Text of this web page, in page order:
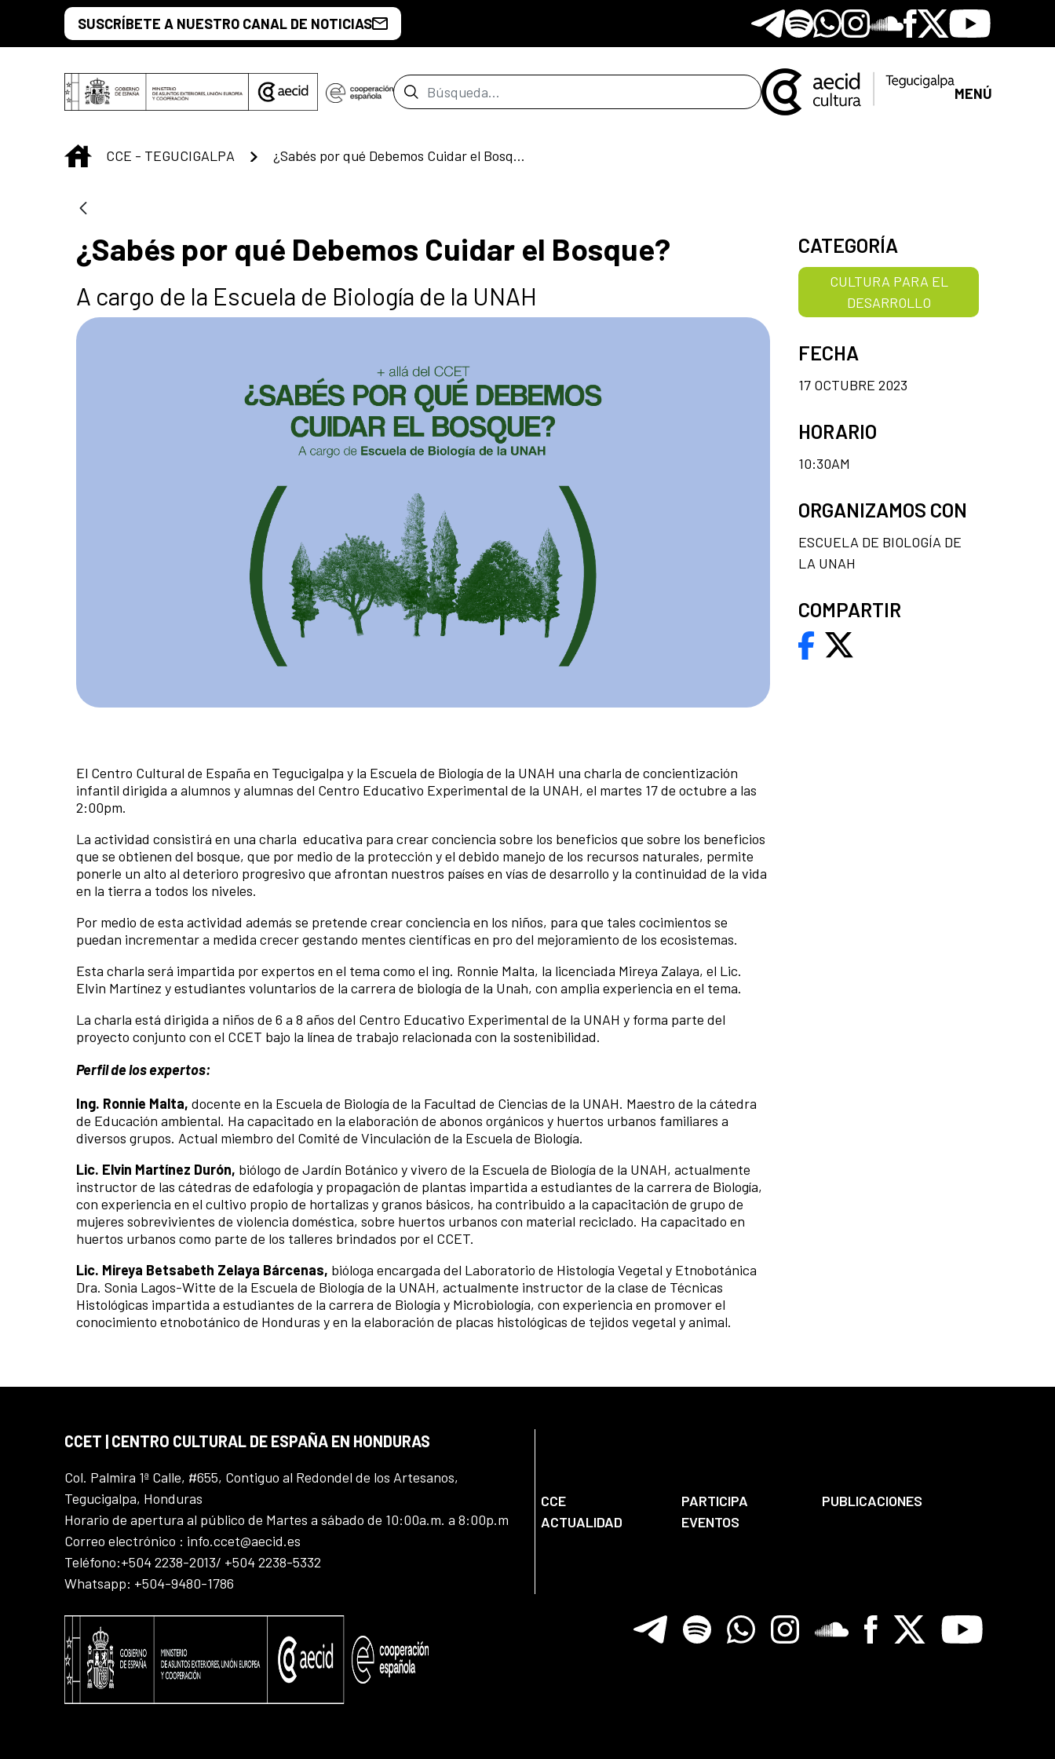
Saltar al contenido principal
SUSCRÍBETE A NUESTRO CANAL DE NOTICIAS Telegram
SpotifyWhatsapp
Instagram
Soundclore
Facebook
X Youtube
Barra de búsqueda MENÚ
INICIO
CCE - TEGUCIGALPA ¿Sabés por qué Debemos Cuidar el Bosque?
¿Sabés por qué Debemos Cuidar el Bosque?
A cargo de la Escuela de Biología de la UNAH
El Centro Cultural de España en Tegucigalpa y la Escuela de Biología de la UNAH una charla de concientización
infantil dirigida a alumnos y alumnas del Centro Educativo Experimental de la UNAH, el martes 17 de octubre a las
2:00pm.
La actividad consistirá en una charla educativa para crear conciencia sobre los beneficios que sobre los beneficios
que se obtienen del bosque, que por medio de la protección y el debido manejo de los recursos naturales, permite
ponerle un alto al deterioro progresivo que afrontan nuestros países en vías de desarrollo y la continuidad de la vida
en la tierra a todos los niveles.
Por medio de esta actividad además se pretende crear conciencia en los niños, para que tales cocimientos se
puedan incrementar a medida crecer gestando mentes científicas en pro del mejoramiento de los ecosistemas.
Esta charla será impartida por expertos en el tema como el ing. Ronnie Malta, la licenciada Mireya Zalaya, el Lic.
Elvin Martínez y estudiantes voluntarios de la carrera de biología de la Unah, con amplia experiencia en el tema.
La charla está dirigida a niños de 6 a 8 años del Centro Educativo Experimental de la UNAH y forma parte del
proyecto conjunto con el CCET bajo la línea de trabajo relacionada con la sostenibilidad.
Perfil de los expertos:
Ing. Ronnie Malta, docente en la Escuela de Biología de la Facultad de Ciencias de la UNAH. Maestro de la cátedra
de Educación ambiental. Ha capacitado en la elaboración de abonos orgánicos y huertos urbanos familiares a
diversos grupos. Actual miembro del Comité de Vinculación de la Escuela de Biología.
Lic. Elvin Martínez Durón, biólogo de Jardín Botánico y vivero de la Escuela de Biología de la UNAH, actualmente
instructor de las cátedras de edafología y propagación de plantas impartida a estudiantes de la carrera de Biología,
con experiencia en el cultivo propio de hortalizas y granos básicos, ha contribuido a la capacitación de grupo de
mujeres sobrevivientes de violencia doméstica, sobre huertos urbanos con material reciclado. Ha capacitado en
huertos urbanos como parte de los talleres brindados por el CCET.
Lic. Mireya Betsabeth Zelaya Bárcenas, bióloga encargada del Laboratorio de Histología Vegetal y Etnobotánica
Dra. Sonia Lagos-Witte de la Escuela de Biología de la UNAH, actualmente instructor de la clase de Técnicas
Histológicas impartida a estudiantes de la carrera de Biología y Microbiología, con experiencia en promover el
conocimiento etnobotánico de Honduras y en la elaboración de placas histológicas de tejidos vegetal y animal.
CATEGORÍA
CULTURA PARA EL
DESARROLLO
FECHA
17 OCTUBRE 2023
HORARIO
10:30AM
ORGANIZAMOS CON
ESCUELA DE BIOLOGÍA DE
LA UNAH
COMPARTIR
CCET | CENTRO CULTURAL DE ESPAÑA EN HONDURAS
Col. Palmira 1ª Calle, #655, Contiguo al Redondel de los Artesanos,
Tegucigalpa, Honduras
Horario de apertura al público de Martes a sábado de 10:00a.m. a 8:00p.m
Correo electrónico : info.ccet@aecid.es
Teléfono:+504 2238-2013/ +504 2238-5332
Whatsapp: +504-9480-1786
CCE PARTICIPA
PUBLICACIONES
ACTUALIDAD
EVENTOS
TelegramSpotify WhatsappInstagramSoundcloreFacebook
X Youtube